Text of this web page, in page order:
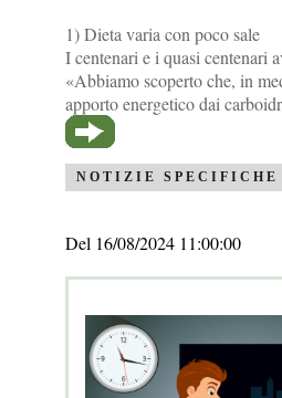
1) Dieta varia con poco sale
I centenari e i quasi centenari
«Abbiamo scoperto che, in
apporto energetico dai
NOTIZIE SPECIFICHE
Del 16/08/2024 11:00:00